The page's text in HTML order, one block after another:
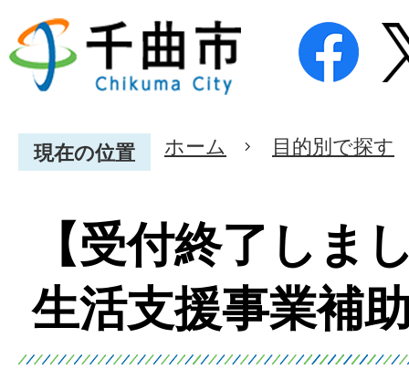
現在の位置 ホーム 目的別で探す
【受付終了しま
生活支援事業補